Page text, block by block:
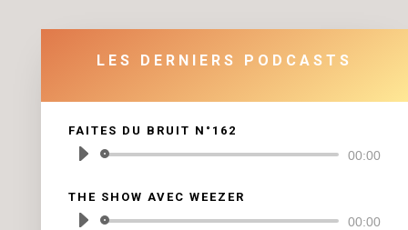
LES DERNIERS PODCASTS
FAITES DU BRUIT N°162
Lecteur
00:00
THE SHOW AVEC WEEZER
Lecteur
00:00